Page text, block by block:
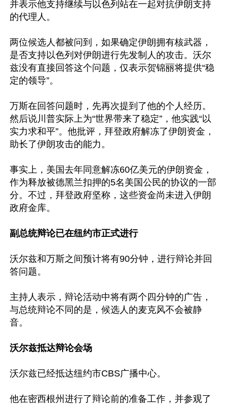
并表示他支持继续与以色列站在一起对抗伊朗支持
的代理人。
两位候选人都被问到，如果确定伊朗拥有核武器，
是否支持以色列对伊朗进行先发制人的攻击。沃尔
兹没有直接回答这个问题，仅表示贺锦丽将提供“稳
定的领导”。
万斯在回答问题时，先再次提到了他的个人经历。
然后说川普实际上为“世界带来了稳定”，他实践“以
实力求和平”。他批评，拜登政府解冻了伊朗资金，
助长了伊朗攻击的能力。
事实上，美国去年同意解冻60亿美元的伊朗资金，
作为释放被德黑兰扣押的5名美国公民的协议的一部
分。不过，拜登政府坚称，这些资金尚未进入伊朗
政府金库。
副总统辩论已在纽约市正式进行
沃尔兹和万斯之间预计将有90分钟，进行辩论并回
答问题。
主持人表示，辩论活动中将有两个四分钟的广告，
与总统辩论不同的是，候选人的麦克风不会被静
音。
沃尔兹抵达辩论会场
沃尔兹已经抵达纽约市CBS广播中心。
他在密西根州进行了辩论前的准备工作，并参观了